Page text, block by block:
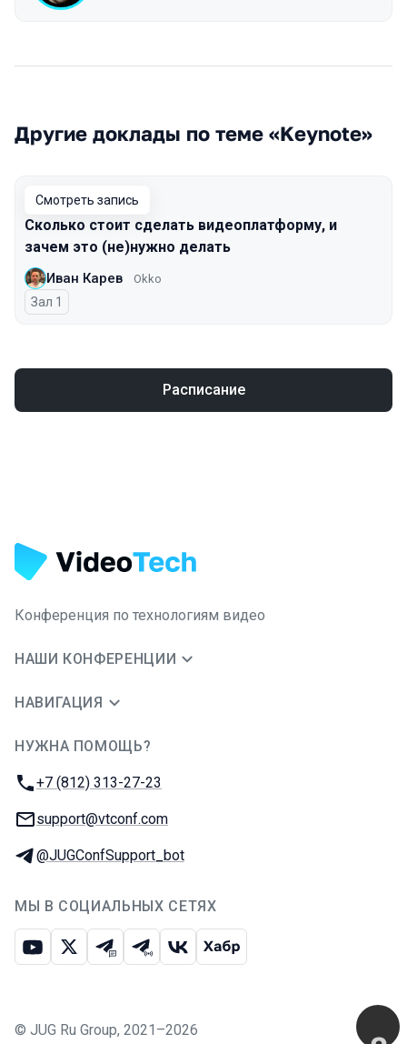
Другие доклады по теме «Keynote»
Смотреть запись
Сколько стоит сделать видеоплатформу, и
зачем это (не)нужно делать
Иван Карев Okko
Зал 1
Расписание
Конференция по технологиям видео
НАШИ КОНФЕРЕНЦИИ
НАВИГАЦИЯ
НУЖНА ПОМОЩЬ?
Телефон:
+7 (812) 313-27-23
E-mail:
support@vtconf.com
Телеграм:
@JUGConfSupport_bot
МЫ В СОЦИАЛЬНЫХ СЕТЯХ
ЮтубИкс Телеграм-чат
Телеграм-канал
ВКонтакте
Хабр
© JUG Ru Group, 2021–2026